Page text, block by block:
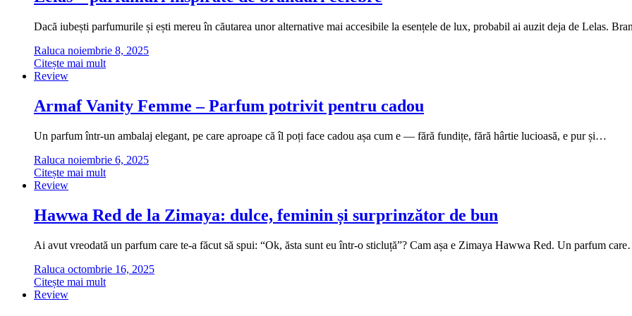
Dacă iubești parfumurile și ești mereu în căutarea unor alternative mai accesibile la esențele de lux, probabil ai auzit deja de Lelas.
Raluca noiembrie 8, 2025
Citește mai mult
Review
Armaf Vanity Femme – Parfum potrivit pentru cadou
Un parfum într-un ambalaj elegant, pe care aproape că îl poți face cadou așa cum e — fără fundițe, fără hârtie lucioasă, e pur și…
Raluca noiembrie 6, 2025
Citește mai mult
Review
Hawwa Red de la Zimaya: dulce, feminin și surprinzător de bun
Ai avut vreodată un parfum care te-a făcut să spui: “Ok, ăsta sunt eu într-o sticluță”? Cam așa e Zimaya Hawwa Red. Un parfum
Raluca octombrie 16, 2025
Citește mai mult
Review